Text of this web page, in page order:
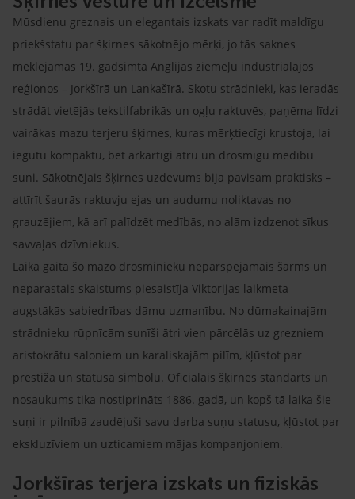
Mūsdienu greznais un elegantais izskats var radīt maldīgu
priekšstatu par šķirnes sākotnējo mērķi, jo tās saknes
meklējamas 19. gadsimta Anglijas ziemeļu industriālajos
reģionos – Jorkšīrā un Lankašīrā. Skotu strādnieki, kas ieradās
strādāt vietējās tekstilfabrikās un ogļu raktuvēs, paņēma līdzi
vairākas mazu terjeru šķirnes, kuras mērķtiecīgi krustoja, lai
iegūtu kompaktu, bet ārkārtīgi ātru un drosmīgu medību
suni. Sākotnējais šķirnes uzdevums bija pavisam praktisks –
attīrīt šaurās raktuvju ejas un audumu noliktavas no
grauzējiem, kā arī palīdzēt medībās, no alām izdzenot sīkus
savvaļas dzīvniekus.
Laika gaitā šo mazo drosminieku nepārspējamais šarms un
neparastais skaistums piesaistīja Viktorijas laikmeta
augstākās sabiedrības dāmu uzmanību. No dūmakainajām
strādnieku rūpnīcām sunīši ātri vien pārcēlās uz grezniem
aristokrātu saloniem un karaliskajām pilīm, kļūstot par
prestiža un statusa simbolu. Oficiālais šķirnes standarts un
nosaukums tika nostiprināts 1886. gadā, un kopš tā laika šie
suņi ir pilnībā zaudējuši savu darba suņu statusu, kļūstot par
ekskluzīviem un uzticamiem mājas kompanjoniem.
Jorkšīras terjera izskats un fiziskās